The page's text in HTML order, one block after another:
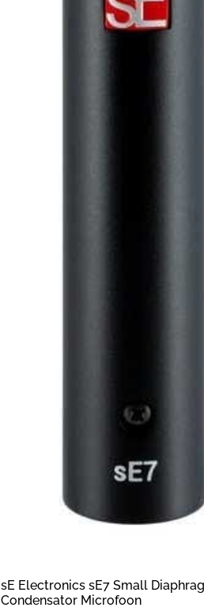
sE Electronics sE7 Small
Condensator Microfoon